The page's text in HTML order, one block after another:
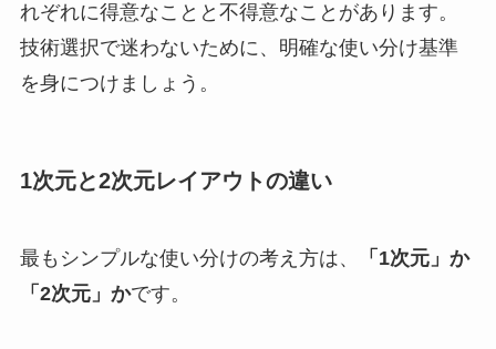
れぞれに得意なことと不得意なことがあります。
技術選択で迷わないために、明確な使い分け基準
を身につけましょう。
1次元と2次元レイアウトの違い
最もシンプルな使い分けの考え方は、
「1次元」か
「2次元」かです。